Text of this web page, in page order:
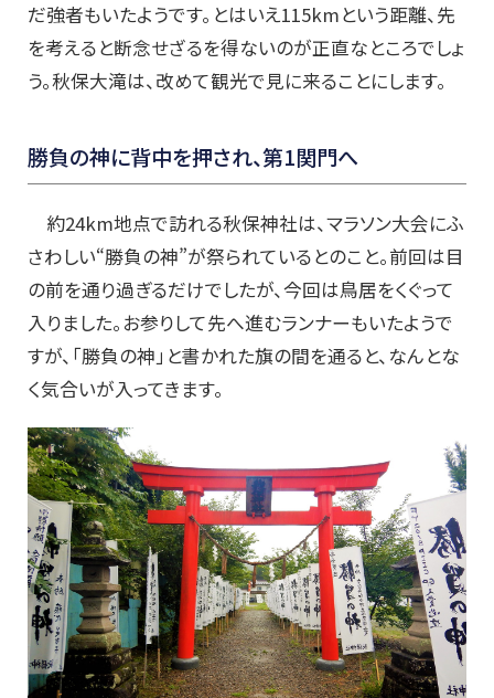
だ強者もいたようです。とはいえ115kmという距離、先
を考えると断念せざるを得ないのが正直なところでしょ
う。秋保大滝は、改めて観光で見に来ることにします。
勝負の神に背中を押され、第1関門へ
約24km地点で訪れる秋保神社は、マラソン大会にふ
さわしい“勝負の神”が祭られているとのこと。前回は目
の前を通り過ぎるだけでしたが、今回は鳥居をくぐって
入りました。お参りして先へ進むランナーもいたようで
すが、「勝負の神」と書かれた旗の間を通ると、なんとな
く気合いが入ってきます。